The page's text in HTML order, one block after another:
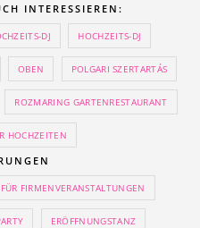
INTERESSIEREN:
DJ HOCHZEITS-DJ
OBEN POLGARI SZERTARTÁS
ROZMARING GARTENRESTAURANT
HOCHZEITEN
FÜR FIRMENVERANSTALTUNGEN
ERÖFFNUNGSTANZ